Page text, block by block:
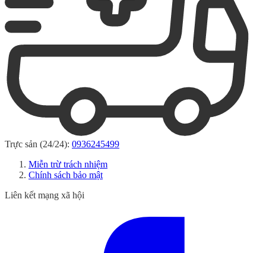
Trực sản (24/24): 0936245499
Miễn trừ trách nhiệm
Chính sách bảo mật
Liên kết mạng xã hội